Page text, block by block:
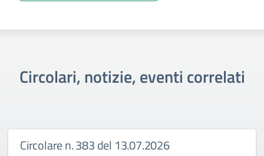
Circolari, notizie, eventi correlati
Circolare n. 383 del 13.07.2026